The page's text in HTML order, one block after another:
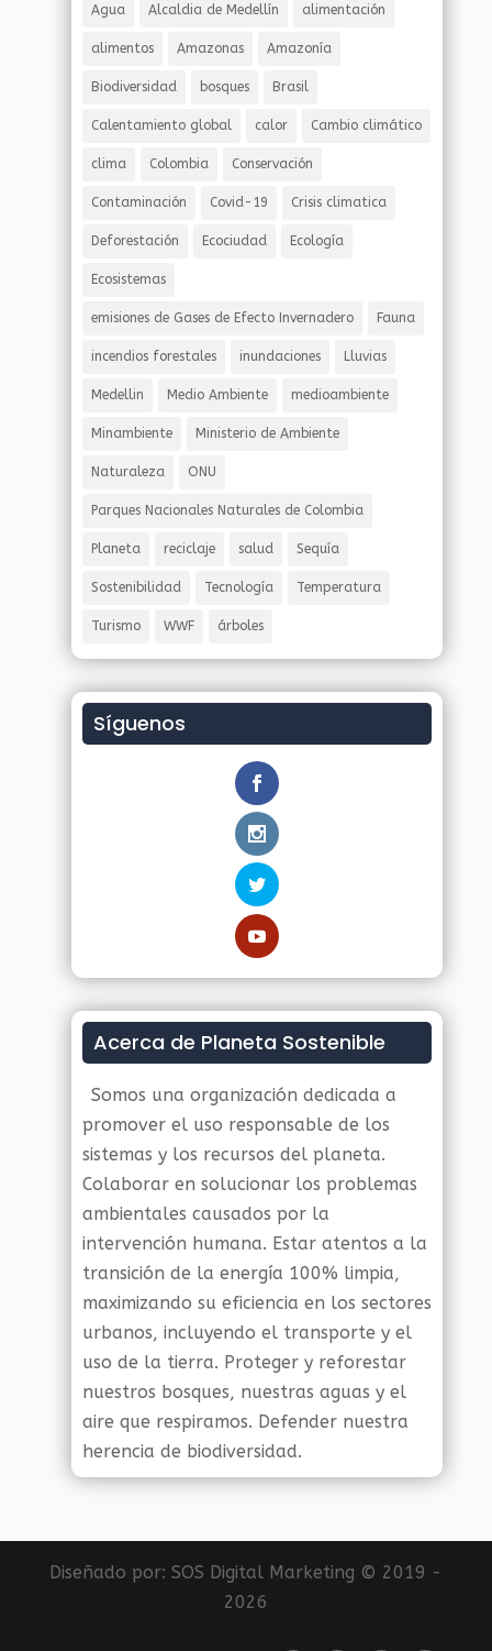
Agua Alcaldia de Medellín alimentación
alimentos Amazonas Amazonía
Biodiversidad bosques Brasil
Calentamiento global calor Cambio climático
clima Colombia Conservación
Contaminación Covid-19 Crisis climatica
Deforestación Ecociudad Ecología
Ecosistemas
emisiones de Gases de Efecto Invernadero Fauna
incendios forestales inundaciones Lluvias
Medellin Medio Ambiente medioambiente
Minambiente Ministerio de Ambiente
Naturaleza ONU
Parques Nacionales Naturales de Colombia
Planeta reciclaje salud Sequía
Sostenibilidad Tecnología Temperatura
Turismo WWF árboles
Síguenos
Acerca de Planeta Sostenible
Somos una organización dedicada a
promover el uso responsable de los
sistemas y los recursos del planeta.
Colaborar en solucionar los problemas
ambientales causados por la
intervención humana. Estar atentos a la
transición de la energía 100% limpia,
maximizando su eficiencia en los sectores
urbanos, incluyendo el transporte y el
uso de la tierra. Proteger y reforestar
nuestros bosques, nuestras aguas y el
aire que respiramos. Defender nuestra
herencia de biodiversidad.
Diseñado por:SOS Digital Marketing © 2019 -
2026